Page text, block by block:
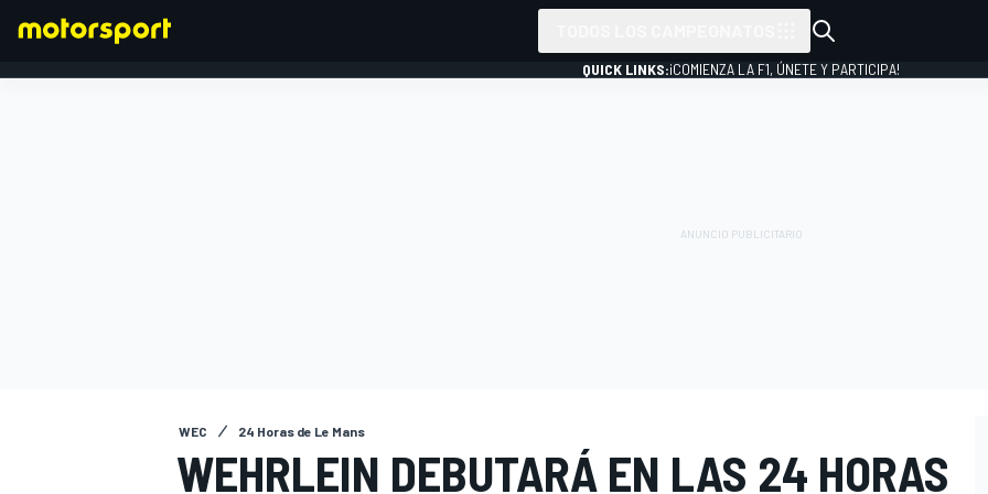
QUICK LINKS:¡COMIENZA LA F1, ÚNETE Y PARTICIPA!
WEC 24 Horas de Le Mans
WEHRLEIN DEBUTARÁ EN LAS 24 HORAS